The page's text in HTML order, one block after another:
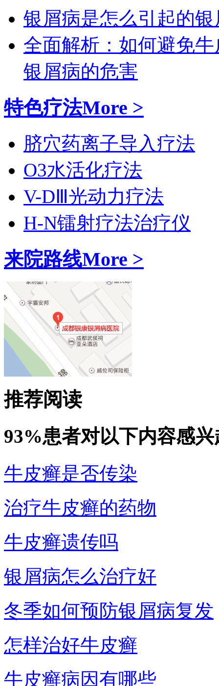
银屑病是怎么引起的银
全面解析：如何避免
银屑病的危害
特色疗法More >
脐穴药离子导入疗法
O3水活化疗法
V-DⅢ光动力疗法
H-N镭射疗法治疗仪
来院路线More >
推荐阅读
93%患者对以下内容感兴
牛皮癣是否传染
治疗牛皮癣的药物
牛皮癣遗传吗
银屑病怎么治疗好
冬季如何预防银屑病复发
怎样治好牛皮癣
牛皮癣病因有哪些